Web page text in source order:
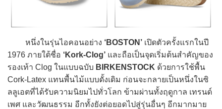
หนึ่งในรุ่นไอคอนอย่าง ‘BOSTON’ เปิดตัวครั้งแรกในปี
1976 ภายใต้ชื่อ ‘Kork-Clog’ และถือเป็นจุดเริ่มต้นสำคัญของ
รองเท้า Clog ในแบบฉบับ BIRKENSTOCK ด้วยการใช้พื้น
Cork-Latex แทนพื้นไม้แบบดั้งเดิม ก่อนจะกลายเป็นหนึ่งในซิ
ลลูเอตที่ได้รับความนิยมไปทั่วโลก ข้ามผ่านทั้งฤดูกาล เทรนด์
เพศ และวัฒนธรรม อีกทั้งยังต่อยอดไปสู่รุ่นอื่นๆ อีกมากมาย